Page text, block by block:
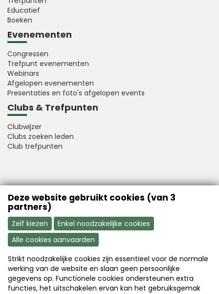
Educatief
Boeken
Evenementen
Congressen
Trefpunt evenementen
Webinars
Afgelopen evenementen
Presentaties en foto's afgelopen events
Clubs & Trefpunten
Clubwijzer
Clubs zoeken leden
Club trefpunten
VFB is a member of Better Finance
Aanmelden Word nu lid
Deze website gebruikt cookies (van 3
partners)
Zelf kiezen
Enkel noodzakelijke cookies
Alle cookies aanvaarden
Strikt noodzakelijke cookies zijn essentieel voor de normale
werking van de website en slaan geen persoonlijke
gegevens op. Functionele cookies ondersteunen extra
functies, het uitschakelen ervan kan het gebruiksgemak